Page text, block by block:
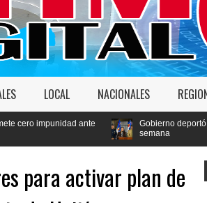
LOCAL NACIONALES
ante
Gobierno deportó 7,237
para activar plan de